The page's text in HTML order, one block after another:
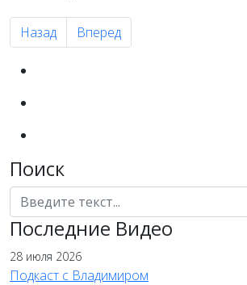
Предыдущий: "Шаг навстречу" ж/д
Назад Следующий: "Всё в твоих
Вперед
Поиск
Поиск
Последние Видео
28 июля 2026
Подкаст с Владимиром